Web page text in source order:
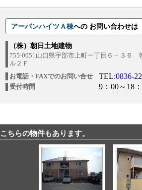
アーバンハイツＡ棟への お問い合わせは
（株）朝日土地建物
755-0051山口県宇部市上町一丁目６－３６
ル２Ｆ
お電話・FAXでのお問い合せ
TEL:0836-
受付時間 9：00～18
こちらの物件もあります。